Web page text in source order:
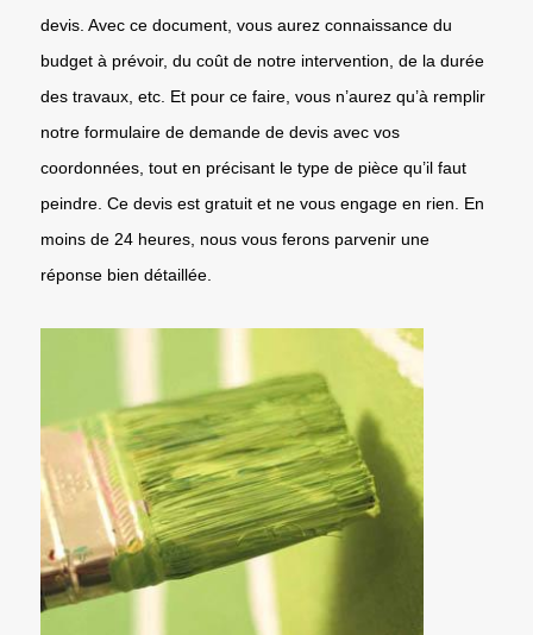
devis. Avec ce document, vous aurez connaissance du
budget à prévoir, du coût de notre intervention, de la durée
des travaux, etc. Et pour ce faire, vous n’aurez qu’à remplir
notre formulaire de demande de devis avec vos
coordonnées, tout en précisant le type de pièce qu’il faut
peindre. Ce devis est gratuit et ne vous engage en rien. En
moins de 24 heures, nous vous ferons parvenir une
réponse bien détaillée.